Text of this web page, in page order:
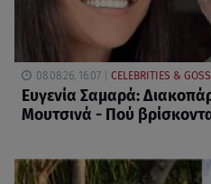
08.08.26, 16:07 CELEBRITIES &
Ευγενία Σαμαρά:
Μουτσινά - Πού